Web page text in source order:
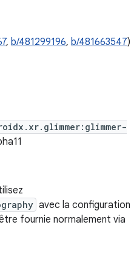
, b/481299196, b/481663547)
avec la configuration
fournie normalement via